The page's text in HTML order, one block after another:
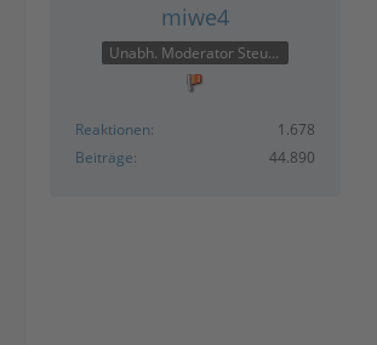
miwe4
Unabh. Moderator Steuer
Reaktionen
1.678
Beiträge
44.890